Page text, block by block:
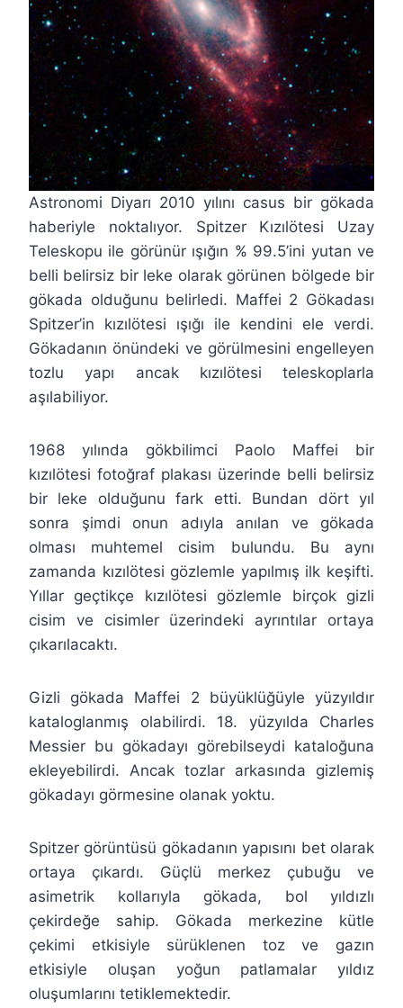
Astronomi Diyarı 2010 yılını casus bir gökada
haberiyle noktalıyor. Spitzer Kızılötesi Uzay
Teleskopu ile görünür ışığın % 99.5’ini yutan ve
belli belirsiz bir leke olarak görünen bölgede bir
gökada olduğunu belirledi. Maffei 2 Gökadası
Spitzer’in kızılötesi ışığı ile kendini ele verdi.
Gökadanın önündeki ve görülmesini engelleyen
tozlu yapı ancak kızılötesi teleskoplarla
aşılabiliyor.
1968 yılında gökbilimci Paolo Maffei bir
kızılötesi fotoğraf plakası üzerinde belli belirsiz
bir leke olduğunu fark etti. Bundan dört yıl
sonra şimdi onun adıyla anılan ve gökada
olması muhtemel cisim bulundu. Bu aynı
zamanda kızılötesi gözlemle yapılmış ilk keşifti.
Yıllar geçtikçe kızılötesi gözlemle birçok gizli
cisim ve cisimler üzerindeki ayrıntılar ortaya
çıkarılacaktı.
Gizli gökada Maffei 2 büyüklüğüyle yüzyıldır
kataloglanmış olabilirdi. 18. yüzyılda Charles
Messier bu gökadayı görebilseydi kataloğuna
ekleyebilirdi. Ancak tozlar arkasında gizlemiş
gökadayı görmesine olanak yoktu.
Spitzer görüntüsü gökadanın yapısını bet olarak
ortaya çıkardı. Güçlü merkez çubuğu ve
asimetrik kollarıyla gökada, bol yıldızlı
çekirdeğe sahip. Gökada merkezine kütle
çekimi etkisiyle sürüklenen toz ve gazın
etkisiyle oluşan yoğun patlamalar yıldız
oluşumlarını tetiklemektedir.